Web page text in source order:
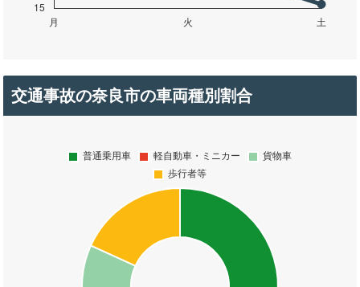
交通事故の奈良市の車両種別割合